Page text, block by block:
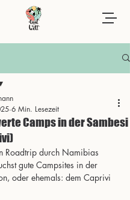
Camps in der Sambesi
6 Min. Lesezeit
Roadtrip durch Namibias
gute Campsites in der
oder ehemals: dem Caprivi